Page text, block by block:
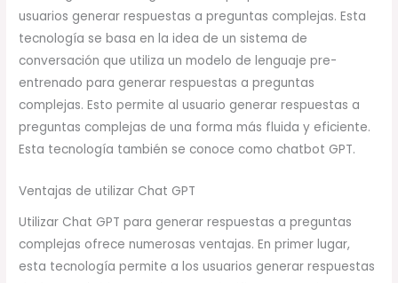
usuarios generar respuestas a preguntas complejas. Esta
tecnología se basa en la idea de un sistema de
conversación que utiliza un modelo de lenguaje pre-
entrenado para generar respuestas a preguntas
complejas. Esto permite al usuario generar respuestas a
preguntas complejas de una forma más fluida y eficiente.
Esta tecnología también se conoce como chatbot GPT.
Ventajas de utilizar Chat GPT
Utilizar Chat GPT para generar respuestas a preguntas
complejas ofrece numerosas ventajas. En primer lugar,
esta tecnología permite a los usuarios generar respuestas